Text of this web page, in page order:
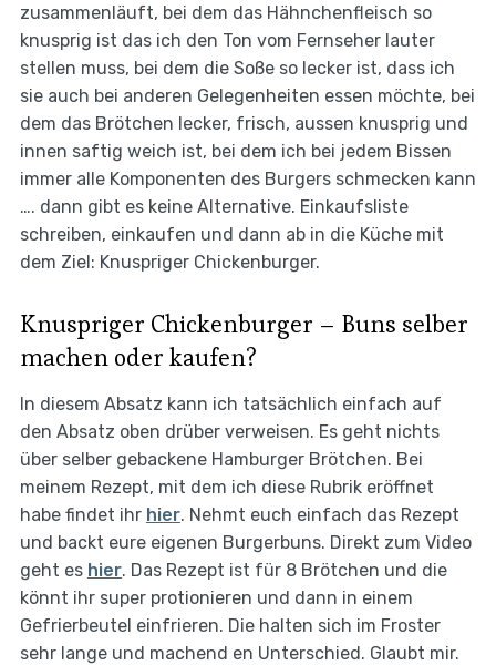
zusammenläuft, bei dem das Hähnchenfleisch so
knusprig ist das ich den Ton vom Fernseher lauter
stellen muss, bei dem die Soße so lecker ist, dass ich
sie auch bei anderen Gelegenheiten essen möchte, bei
dem das Brötchen lecker, frisch, aussen knusprig und
innen saftig weich ist, bei dem ich bei jedem Bissen
immer alle Komponenten des Burgers schmecken kann
…. dann gibt es keine Alternative. Einkaufsliste
schreiben, einkaufen und dann ab in die Küche mit
dem Ziel: Knuspriger Chickenburger.
Knuspriger Chickenburger – Buns selber
machen oder kaufen?
In diesem Absatz kann ich tatsächlich einfach auf
den Absatz oben drüber verweisen. Es geht nichts
über selber gebackene Hamburger Brötchen. Bei
meinem Rezept, mit dem ich diese Rubrik eröffnet
habe findet ihr hier. Nehmt euch einfach das Rezept
und backt eure eigenen Burgerbuns. Direkt zum Video
geht es hier. Das Rezept ist für 8 Brötchen und die
könnt ihr super protionieren und dann in einem
Gefrierbeutel einfrieren. Die halten sich im Froster
sehr lange und machend en Unterschied. Glaubt mir.